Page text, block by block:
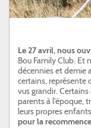
SERVICE
Le 27 avril, nous
Bou Family Club. Et
décennies et demie
certains, représente
vus grandir.
parents à l'époque,
leurs propres
pour la